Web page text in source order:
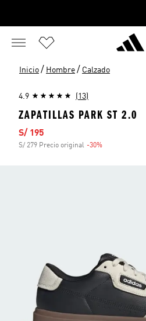
Inicio / Hombre / Calzado
4.9 (13)
ZAPATILLAS PARK ST 2.0
Precio de venta
S/ 195
S/ 279 Precio original -30%